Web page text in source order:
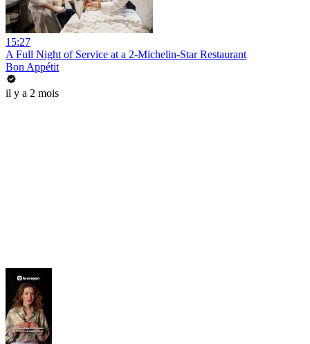
15:27
A Full Night of Service at a 2-Michelin-Star Restaurant
Bon Appétit
il y a 2 mois